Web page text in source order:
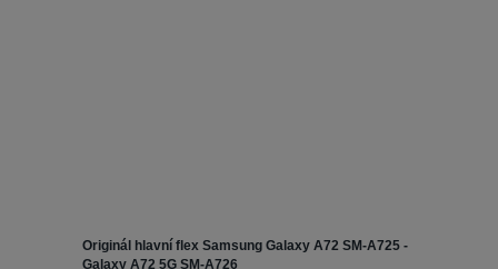
Originál hlavní flex Samsung Galaxy A72 SM-A725 -
Galaxy A72 5G SM-A726